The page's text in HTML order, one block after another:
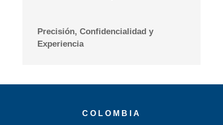
Precisión, Confidencialidad y
Experiencia
COLOMBIA